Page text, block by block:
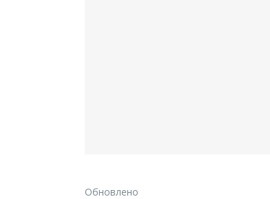
Обновлено